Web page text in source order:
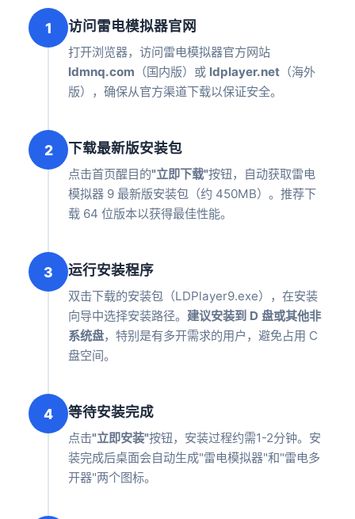
1 访问雷电模拟器官网
打开浏览器，访问雷电模拟器官方网站
ldmnq.com （国内版）或 ldplayer.net （海外
版），确保从官方渠道下载以保证安全。
2 下载最新版安装包
点击首页醒目的"立即下载"按钮，自动获取雷电
模拟器 9 最新版安装包（约 450MB）。推荐下
载 64 位版本以获得最佳性能。
3 运行安装程序
双击下载的安装包（LDPlayer9.exe），在安装
向导中选择安装路径。 建议安装到 D 盘或其他非
系统盘，特别是有多开需求的用户，避免占用 C
盘空间。
4 等待安装完成
点击"立即安装"按钮，安装过程约需1-2分钟。安
装完成后桌面会自动生成"雷电模拟器"和"雷电多
开器"两个图标。